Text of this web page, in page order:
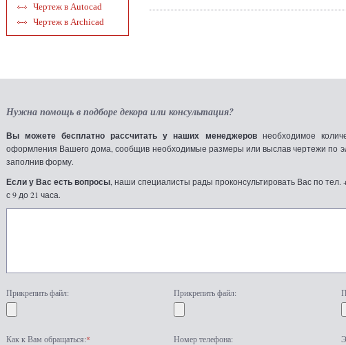
Чертеж в Autocad
Чертеж в Archicad
Нужна помощь в подборе декора или консультация?
Вы можете бесплатно рассчитать у наших менеджеровнеобходимое
оформления Вашего дома, сообщив необходимые размеры или выслав чертежи по
заполнив форму.
Если у Вас есть вопросы , наши специалисты рады проконсультировать Вас по тел.
с 9 до 21 часа.
Прикрепить файл: Прикрепить файл:
Как к Вам обращаться:* Номер телефона: